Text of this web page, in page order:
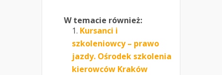
W temacie również:
Kursanci i
szkoleniowcy – prawo
jazdy. Ośrodek szkolenia
kierowców Kraków